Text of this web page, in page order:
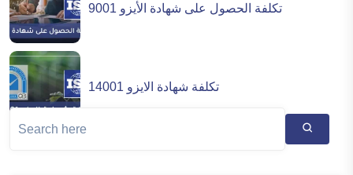
تكلفة الحصول على شهادة الأيزو 9001
تكلفة شهادة الايزو 14001